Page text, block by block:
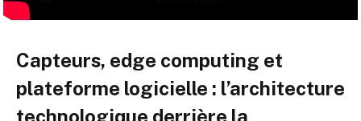
Capteurs, edge computing et
plateforme logicielle : l’architecture
technologique derrière la